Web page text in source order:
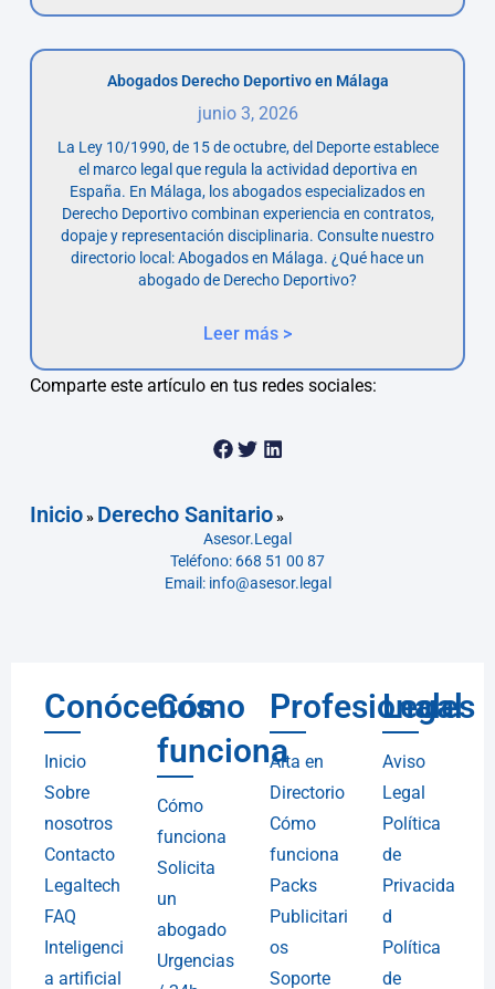
Abogados Derecho Deportivo en Málaga
junio 3, 2026
La Ley 10/1990, de 15 de octubre, del Deporte establece
el marco legal que regula la actividad deportiva en
España. En Málaga, los abogados especializados en
Derecho Deportivo combinan experiencia en contratos,
dopaje y representación disciplinaria. Consulte nuestro
directorio local: Abogados en Málaga. ¿Qué hace un
abogado de Derecho Deportivo?
Leer más >
Comparte este artículo en tus redes sociales:
Inicio» Derecho Sanitario»
Asesor.Legal
Teléfono: 668 51 00 87
Email: info@asesor.legal
Conócenos
Inicio
Sobre
nosotros
Contacto
Legaltech
FAQ
Inteligenci
a artificial
Cómo
funciona
Cómo
funciona
Solicita
un
abogado
Urgencias
Profesionales
Alta en
Directorio
Cómo
funciona
Packs
Publicitari
os
Soporte
Legal
Aviso
Legal
Política
de
Privacida
d
Política
de